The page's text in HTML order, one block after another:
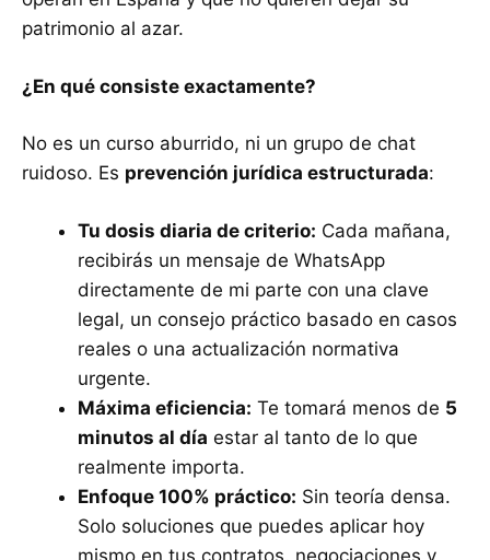
patrimonio al azar.
¿En qué consiste exactamente?
No es un curso aburrido, ni un grupo de chat
ruidoso. Es prevención jurídica estructurada:
Tu dosis diaria de criterio: Cada mañana,
recibirás un mensaje de WhatsApp
directamente de mi parte con una clave
legal, un consejo práctico basado en casos
reales o una actualización normativa
urgente.
Máxima eficiencia: Te tomará menos de 5
minutos al día estar al tanto de lo que
realmente importa.
Enfoque 100% práctico: Sin teoría densa.
Solo soluciones que puedes aplicar hoy
mismo en tus contratos, negociaciones y